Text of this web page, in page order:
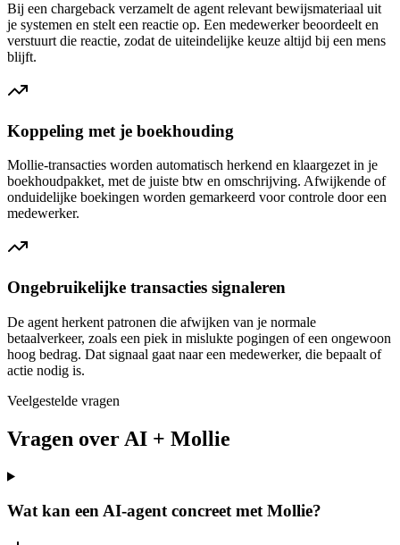
Bij een chargeback verzamelt de agent relevant bewijsmateriaal uit
je systemen en stelt een reactie op. Een medewerker beoordeelt en
verstuurt die reactie, zodat de uiteindelijke keuze altijd bij een mens
blijft.
Koppeling met je boekhouding
Mollie-transacties worden automatisch herkend en klaargezet in je
boekhoudpakket, met de juiste btw en omschrijving. Afwijkende of
onduidelijke boekingen worden gemarkeerd voor controle door een
medewerker.
Ongebruikelijke transacties signaleren
De agent herkent patronen die afwijken van je normale
betaalverkeer, zoals een piek in mislukte pogingen of een ongewoon
hoog bedrag. Dat signaal gaat naar een medewerker, die bepaalt of
actie nodig is.
Veelgestelde vragen
Vragen over AI + Mollie
Wat kan een AI-agent concreet met Mollie?